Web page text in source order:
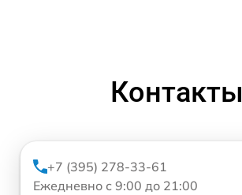
Контакты
+7 (395) 278-33-61
Ежедневно с 9:00 до 21:00